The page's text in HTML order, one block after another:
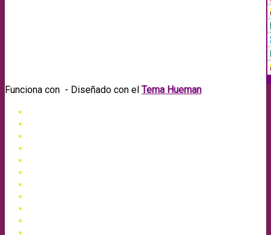
Funciona con - Diseñado con el Tema Hueman